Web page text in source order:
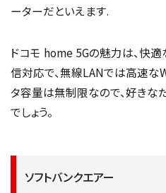
ーターだといえます.
ドコモ home 5Gの魅力は、快
信対応で、無線LANでは高速な
タ容量は無制限なので、好きな
でしょう。
ソフトバンクエアー